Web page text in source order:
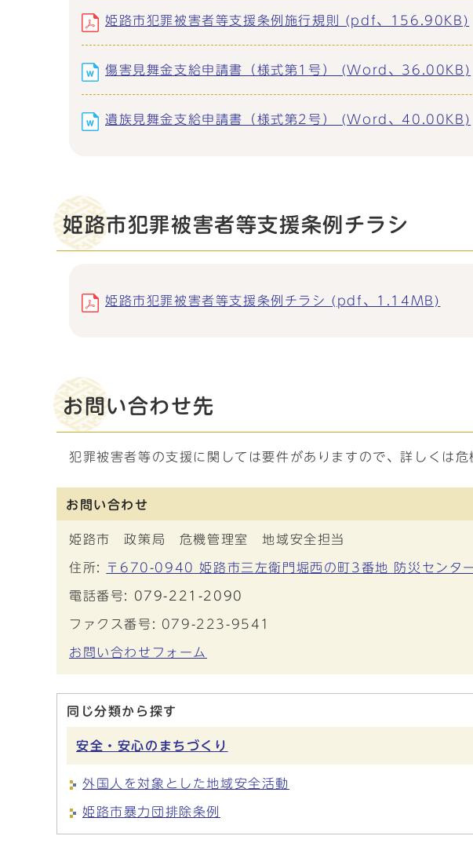
姫路市犯罪被害者等支援条例施行規則 (pdf、156.90KB)
傷害見舞金支給申請書（様式第1号） (Word、36.00KB)
遺族見舞金支給申請書（様式第2号） (Word、40.00KB)
姫路市犯罪被害者等支援条例チラシ
姫路市犯罪被害者等支援条例チラシ (pdf、1.14MB)
お問い合わせ先
犯罪被害者等の支援に関しては要件がありますので、詳しく
お問い合わせ
姫路市 政策局 危機管理室 地域安全担当
住所: 〒670-0940 姫路市三左衛門堀西の町3番地 防災センタ
電話番号: 079-221-2090
ファクス番号: 079-223-9541
お問い合わせフォーム
同じ分類から探す
安全・安心のまちづくり
外国人を対象とした地域安全活動
姫路市暴力団排除条例